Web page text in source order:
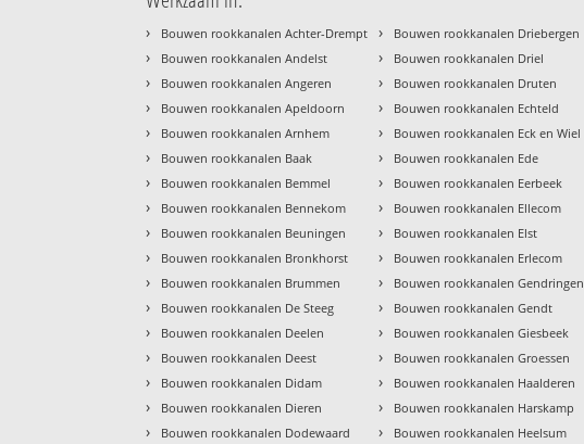
› Bouwen rookkanalen Achter-Drempt
› Bouwen rookkanalen Andelst
› Bouwen rookkanalen Angeren
› Bouwen rookkanalen Apeldoorn
› Bouwen rookkanalen Arnhem
› Bouwen rookkanalen Baak
› Bouwen rookkanalen Bemmel
› Bouwen rookkanalen Bennekom
› Bouwen rookkanalen Beuningen
› Bouwen rookkanalen Bronkhorst
› Bouwen rookkanalen Brummen
› Bouwen rookkanalen De Steeg
› Bouwen rookkanalen Deelen
› Bouwen rookkanalen Deest
› Bouwen rookkanalen Didam
› Bouwen rookkanalen Dieren
› Bouwen rookkanalen Dodewaard
› Bouwen rookkanalen Driebergen
› Bouwen rookkanalen Driel
› Bouwen rookkanalen Druten
› Bouwen rookkanalen Echteld
› Bouwen rookkanalen Eck en Wiel
› Bouwen rookkanalen Ede
› Bouwen rookkanalen Eerbeek
› Bouwen rookkanalen Ellecom
› Bouwen rookkanalen Elst
› Bouwen rookkanalen Erlecom
› Bouwen rookkanalen Gendringen
› Bouwen rookkanalen Gendt
› Bouwen rookkanalen Giesbeek
› Bouwen rookkanalen Groessen
› Bouwen rookkanalen Haalderen
› Bouwen rookkanalen Harskamp
› Bouwen rookkanalen Heelsum